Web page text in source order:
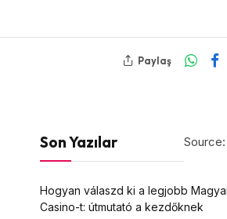
Paylaş
Source:
Son Yazılar
Hogyan válaszd ki a legjobb
Casino-t: útmutató a kezdőknek